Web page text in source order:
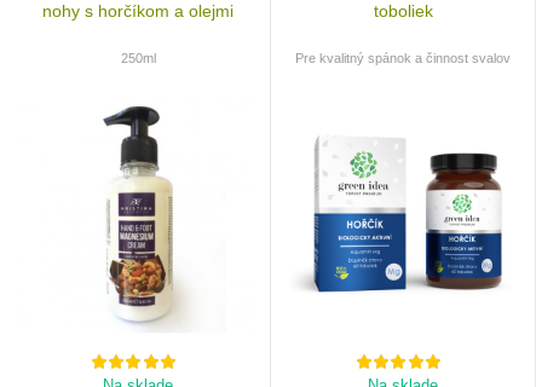
nohy s horčíkom a olejmi
250ml
toboliek
Pre kvalitný spánok a činnost svalov